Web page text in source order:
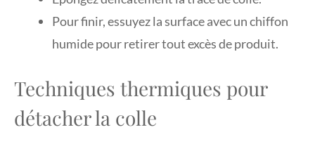
Pour finir, essuyez la surface avec un chiffon
humide pour retirer tout excès de produit.
Techniques thermiques pour
détacher la colle